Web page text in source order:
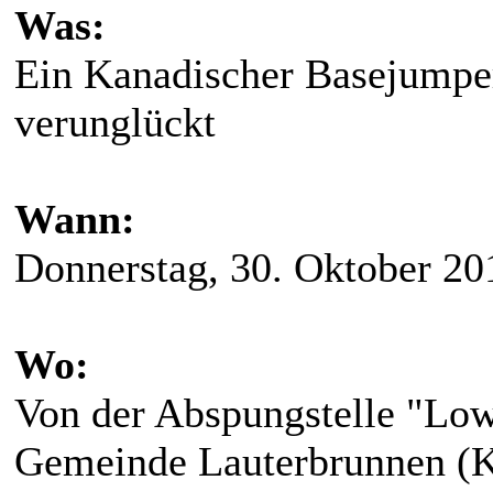
Was:
Ein Kanadischer
verunglückt
Wann:
Donnerstag, 30. Oktober
Wo:
Von der Abspungstelle
Gemeinde Lauterbrunnen